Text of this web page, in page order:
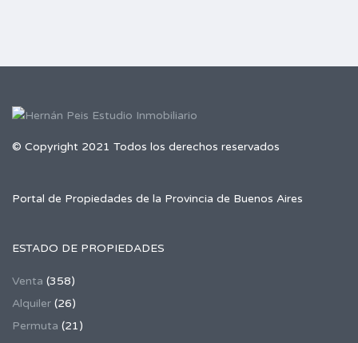
© Copyright 2021 Todos los derechos reservados
Portal de Propiedades de la Provincia de Buenos Aires
ESTADO DE PROPIEDADES
Venta (358)
Alquiler (26)
Permuta (21)